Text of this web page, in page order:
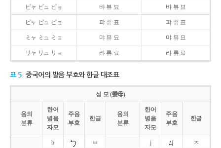
ビャ ビュ ビョ 뱌 뷰 뵤 뱌 뷰 뵤
ピャ ピュ ピョ 퍄 퓨 표 퍄 퓨 표
ミャ ミュ ミョ 먀 뮤 묘 먀 뮤 묘
リャ リュ リョ 랴 류 료 랴 류 료
표 5 중국어의 발음 부호와 한글 대조표
성 모 (聲母)
음의
분류
한어
병음
자모
주음
부호
한글
음의
분류
한어
병음
자모
주음
부호
한글
b
ㅂ
j ㅈ